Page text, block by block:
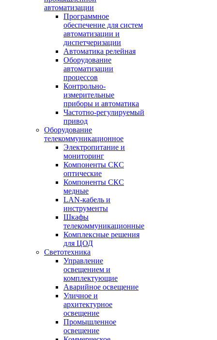
автоматизации
Программное
обеспечение для систем
автоматизации и
диспетчеризации
Автоматика релейная
Оборудование
автоматизации
процессов
Контрольно-
измерительные
приборы и автоматика
Частотно-регулируемый
привод
Оборудование
телекоммуникационное
Электропитание и
мониторинг
Компоненты СКС
оптические
Компоненты СКС
медные
LAN-кабель и
инструменты
Шкафы
телекоммуникационные
Комплексные решения
для ЦОД
Светотехника
Управление
освещением и
комплектующие
Аварийное освещение
Уличное и
архитектурное
освещение
Промышленное
освещение